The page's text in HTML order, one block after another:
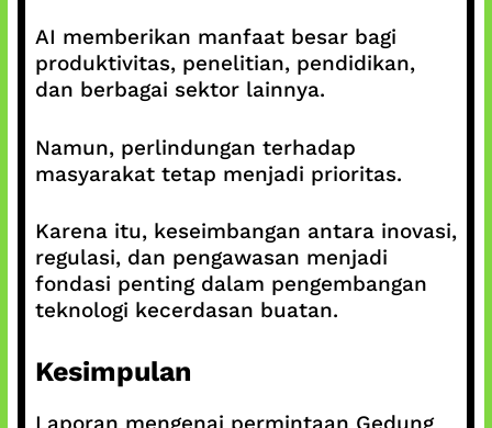
AI memberikan manfaat besar bagi
produktivitas, penelitian, pendidikan,
dan berbagai sektor lainnya.
Namun, perlindungan terhadap
masyarakat tetap menjadi prioritas.
Karena itu, keseimbangan antara inovasi,
regulasi, dan pengawasan menjadi
fondasi penting dalam pengembangan
teknologi kecerdasan buatan.
Kesimpulan
Laporan mengenai permintaan Gedung